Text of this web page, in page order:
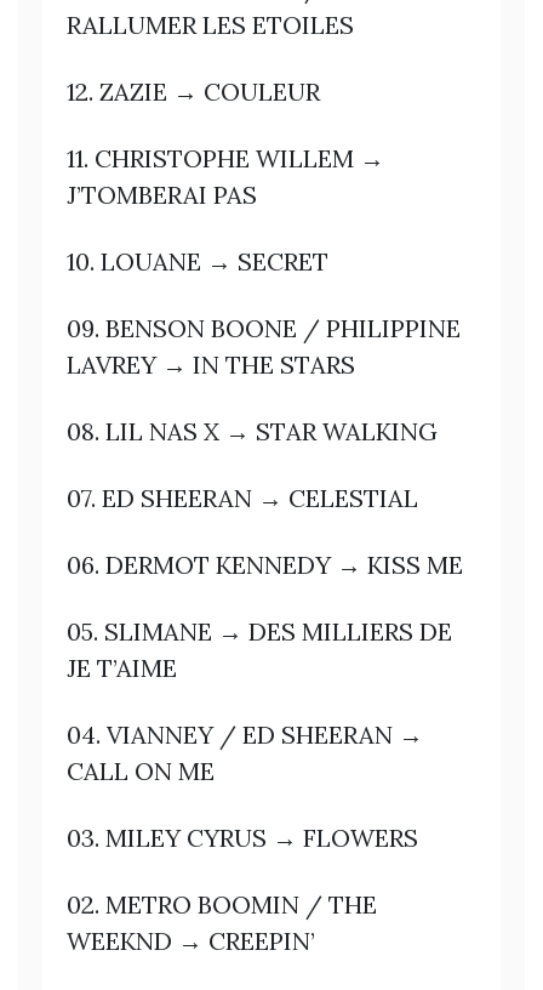
RALLUMER LES ETOILES
12. ZAZIE → COULEUR
11. CHRISTOPHE WILLEM →
J’TOMBERAI PAS
10. LOUANE → SECRET
09. BENSON BOONE / PHILIPPINE
LAVREY → IN THE STARS
08. LIL NAS X → STAR WALKING
07. ED SHEERAN → CELESTIAL
06. DERMOT KENNEDY → KISS ME
05. SLIMANE → DES MILLIERS DE
JE T’AIME
04. VIANNEY / ED SHEERAN →
CALL ON ME
03. MILEY CYRUS → FLOWERS
02. METRO BOOMIN / THE
WEEKND → CREEPIN’